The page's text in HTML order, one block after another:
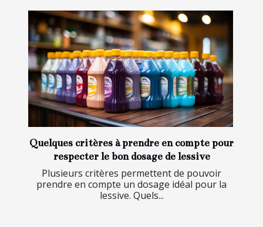
Quelques critères à prendre en compte pour
respecter le bon dosage de lessive
Plusieurs critères permettent de pouvoir
prendre en compte un dosage idéal pour la
lessive. Quels...